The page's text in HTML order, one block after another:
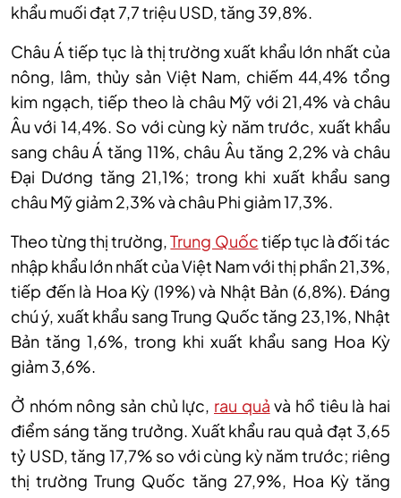
khẩu muối đạt 7,7 triệu USD, tăng 39,8%.
Châu Á tiếp tục là thị trường xuất khẩu lớn nhất của
nông, lâm, thủy sản Việt Nam, chiếm 44,4% tổng
kim ngạch, tiếp theo là châu Mỹ với 21,4% và châu
Âu với 14,4%. So với cùng kỳ năm trước, xuất khẩu
sang châu Á tăng 11%, châu Âu tăng 2,2% và châu
Đại Dương tăng 21,1%; trong khi xuất khẩu sang
châu Mỹ giảm 2,3% và châu Phi giảm 17,3%.
Theo từng thị trường,Trung Quốctiếp tục là đối tác
nhập khẩu lớn nhất của Việt Nam với thị phần 21,3%,
tiếp đến là Hoa Kỳ (19%) và Nhật Bản (6,8%). Đáng
chú ý, xuất khẩu sang Trung Quốc tăng 23,1%, Nhật
Bản tăng 1,6%, trong khi xuất khẩu sang Hoa Kỳ
giảm 3,6%.
Ở nhóm nông sản chủ lực, rau quả và hồ tiêu là hai
điểm sáng tăng trưởng. Xuất khẩu rau quả đạt 3,65
tỷ USD, tăng 17,7% so với cùng kỳ năm trước; riêng
thị trường Trung Quốc tăng 27,9%, Hoa Kỳ tăng